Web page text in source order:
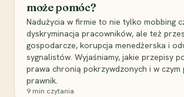
może pomóc?
Nadużycia w firmie to nie tylko mobbing
dyskryminacja pracowników, ale też
gospodarcze, korupcja menedżerska i
sygnalistów. Wyjaśniamy, jakie przepisy
prawa chronią pokrzywdzonych i w czym
prawnik.
9 min czytania